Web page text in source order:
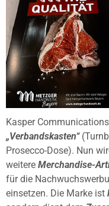
Kasper
„Verbandskasten“
Prosecco-Dose). Nun
weitere Merchandise-
für die
einsetzen. Die Marke ist